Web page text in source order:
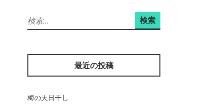
検
索:
最近の投稿
梅の天日干し